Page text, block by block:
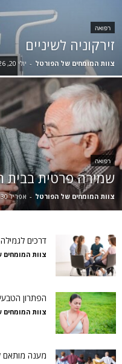
רפואה
זירקוניה לשיניים
צוות המומחים של הפורטל - יולי 20, 2026
רפואה
שמירה פרטית בבית
צוות המומחים של הפורטל - אפריל 30, 2026
דרכים
צוות
הפתרון
צוות
מענה מותאם